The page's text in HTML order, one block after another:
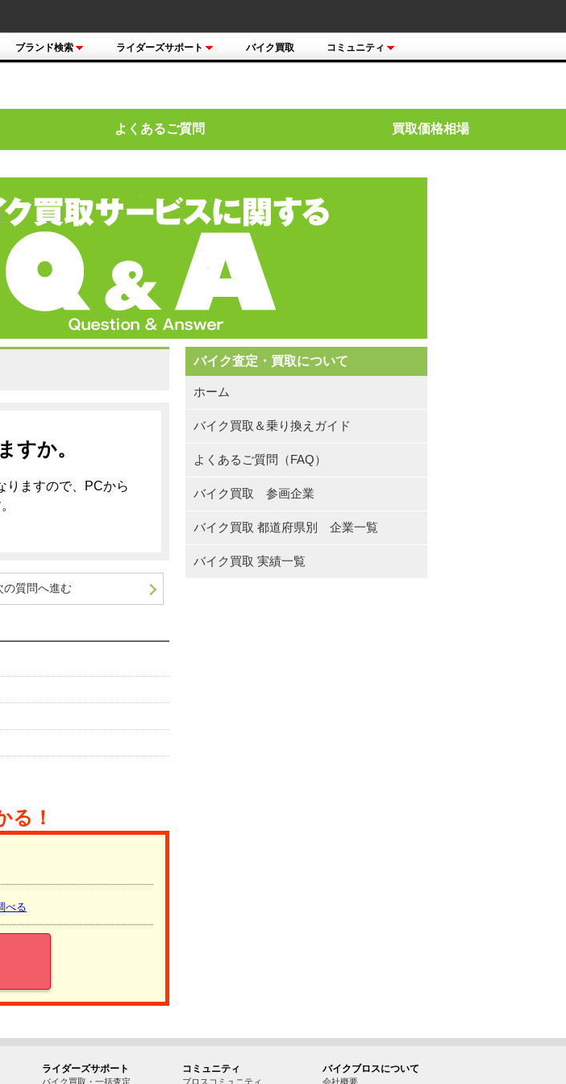
ブランド検索 ライダーズサポート バイク買取 コミュニティ
よくあるご質問 買取価格相場
すか。
りますので、PCから
の質問へ進む
る！
べる
バイク査定・買取について
ホーム
バイク買取＆乗り換えガイド
よくあるご質問（FAQ）
バイク買取 参画企業
バイク買取 都道府県別 企業一覧
バイク買取 実績一覧
ライダーズサポート
バイク買取・一括査定
コミュニティ
ブロスコミュニティ
バイクブロスについて
会社概要